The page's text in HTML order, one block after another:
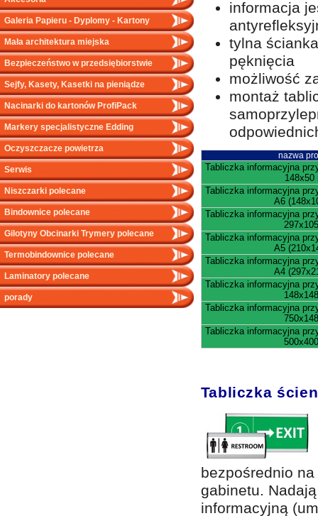
Galeria Papieru - Dyplomy - Kartony
Mała architektura miejska
Bezpieczeństwo w przedsiębiorstwie
Sejfy, Kasety, Kasetki na pieniądze
Nacinarki do kartonów ProfiPack
Markery specjalistyczne Edding
Oczyszczacze powietrza
Serwis
Niszczarki polecane
Bindownice polecane
Gilotyny Obcinarki Trymery polecane
Termobindownice polecane
Laminatory polecane
porady
informacja
tylna
pęknięcia
możliwość
montaż
nazwa
Tabliczka informacyjna
148x50
Tabliczka informacyjna
A6
Tabliczka informacyjna
Tabliczka informacyjna
A5
Tabliczka informacyjna
A4
Tabliczka informacyjna
Tabliczka informacyjna
Tabliczka informacyjna
Tabliczka
bezpośrednio
gabinetu.
informacyjną